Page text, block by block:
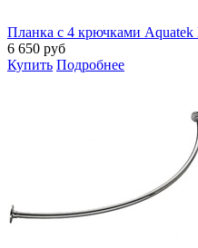
Планка с 4 крючками
6 650 руб
Купить Подробнее